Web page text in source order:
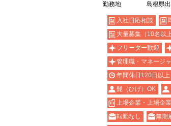
勤務地
島根県
入社日応相談
大量募集（10名以上
フリーター歓迎
管理職・マネージ
年間休日120日以上
髭（ひげ）OK
上場企業・上場企
転勤なし
無期